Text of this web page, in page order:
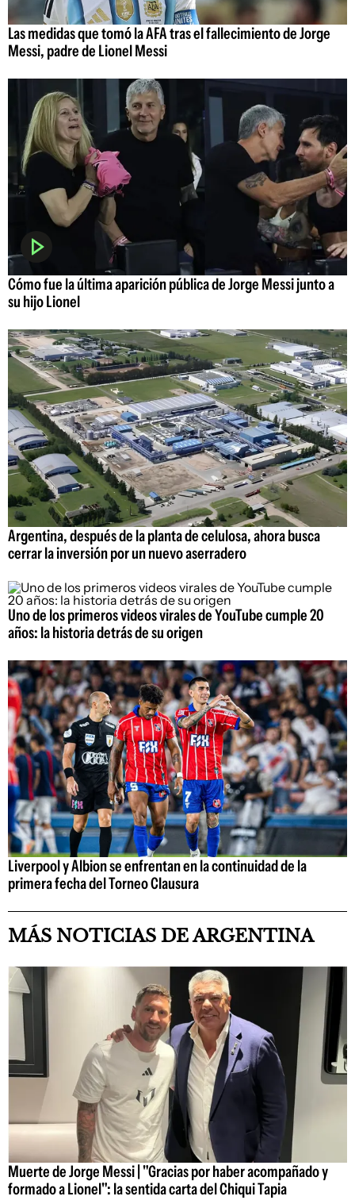
Las medidas que tomó la AFA tras el fallecimiento de Jorge
Messi, padre de Lionel Messi
Cómo fue la última aparición pública de Jorge Messi junto a
su hijo Lionel
Argentina, después de la planta de celulosa, ahora busca
cerrar la inversión por un nuevo aserradero
Uno de los primeros videos virales de YouTube cumple 20
años: la historia detrás de su origen
Liverpool y Albion se enfrentan en la continuidad de la
primera fecha del Torneo Clausura
MÁS NOTICIAS DE ARGENTINA
Muerte de Jorge Messi | "Gracias por haber acompañado y
formado a Lionel": la sentida carta del Chiqui Tapia